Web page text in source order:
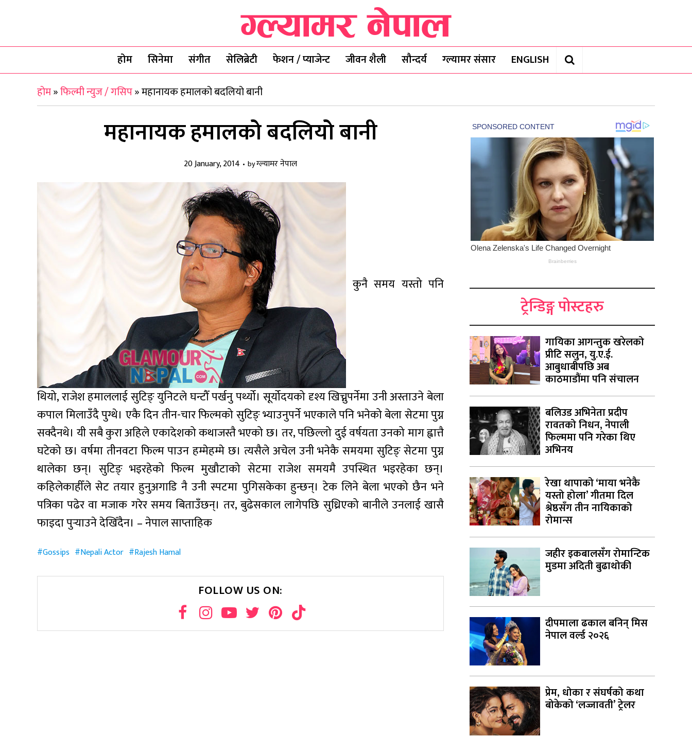
होम सिनेमा संगीत सेलिब्रेटी फेशन / प्याजेन्ट जीवन शैली सौन्दर्य ग्ल्यामर संसार
ENGLISH
होम»फिल्मी न्युज / गसिप»महानायक हमालको बदलियो बानी
महानायक हमालको बदलियो बानी
20 January, 2014 byग्ल्यामर नेपाल
कुनै समय यस्तो पनि
थियो, राजेश हमाललाई सुटिङ् युनिटले घन्टौँ पर्खनु पर्थ्यो। सूर्योदयको दृश्य खिच्नुपर्नेमा उनी अस्ताउने बेला
कपाल मिलाउँदै पुग्थे। एकै दिन तीन-चार फिल्मको सुटिङ् भ्याउनुपर्ने भएकाले पनि भनेको बेला सेटमा पुग्न
सक्दैनथे। यी सबै कुरा अहिले एकादेशको कथाजस्तै भएको छ। तर, पछिल्लो दुई वर्षयता उनको माग ह्वात्तै
घटेको छ। वर्षमा तीनवटा फिल्म पाउन हम्मेहम्मे छ। त्यसैले अचेल उनी भनेकै समयमा सुटिङ् सेटमा पुग्न
थालेका छन्। सुटिङ् भइरहेको फिल्म मुखौटाको सेटमा राजेश समयमै उपस्थित भइरहेका छन्।
कहिलेकाहीँले सेट तयार हुनुअगाडि नै उनी स्पटमा पुगिसकेका हुन्छन्। टेक लिने बेला भएको छैन भने
पत्रिका पढेर वा मजाक गरेर समय बिताउँछन्। तर, बुढेसकाल लागेपछि सुध्रिएको बानीले उनलाई खासै
फाइदा पुर्‍याउने देखिँदैन। – नेपाल साप्ताहिक
Gossips Nepali Actor Rajesh Hamal
FOLLOW US ON:
ट्रेन्डिङ्ग पोस्टहरु
गायिका आगन्तुक खरेलको
प्रीटि सलुन, यु.ए.ई.
आबुधाबीपछि अब
काठमाडौंमा पनि संचालन
बलिउड अभिनेता प्रदीप
रावतको निधन, नेपाली
फिल्ममा पनि गरेका थिए
अभिनय
रेखा थापाको ‘माया भनेकै
यस्तो होला’ गीतमा दिल
श्रेष्ठसँग तीन नायिकाको
रोमान्स
जहीर इकबालसँग रोमान्टिक
मुडमा अदिती बुढाथोकी
दीपमाला ढकाल बनिन् मिस
नेपाल वर्ल्ड २०२६
प्रेम, धोका र संघर्षको कथा
बोकेको ‘लज्जावती’ ट्रेलर